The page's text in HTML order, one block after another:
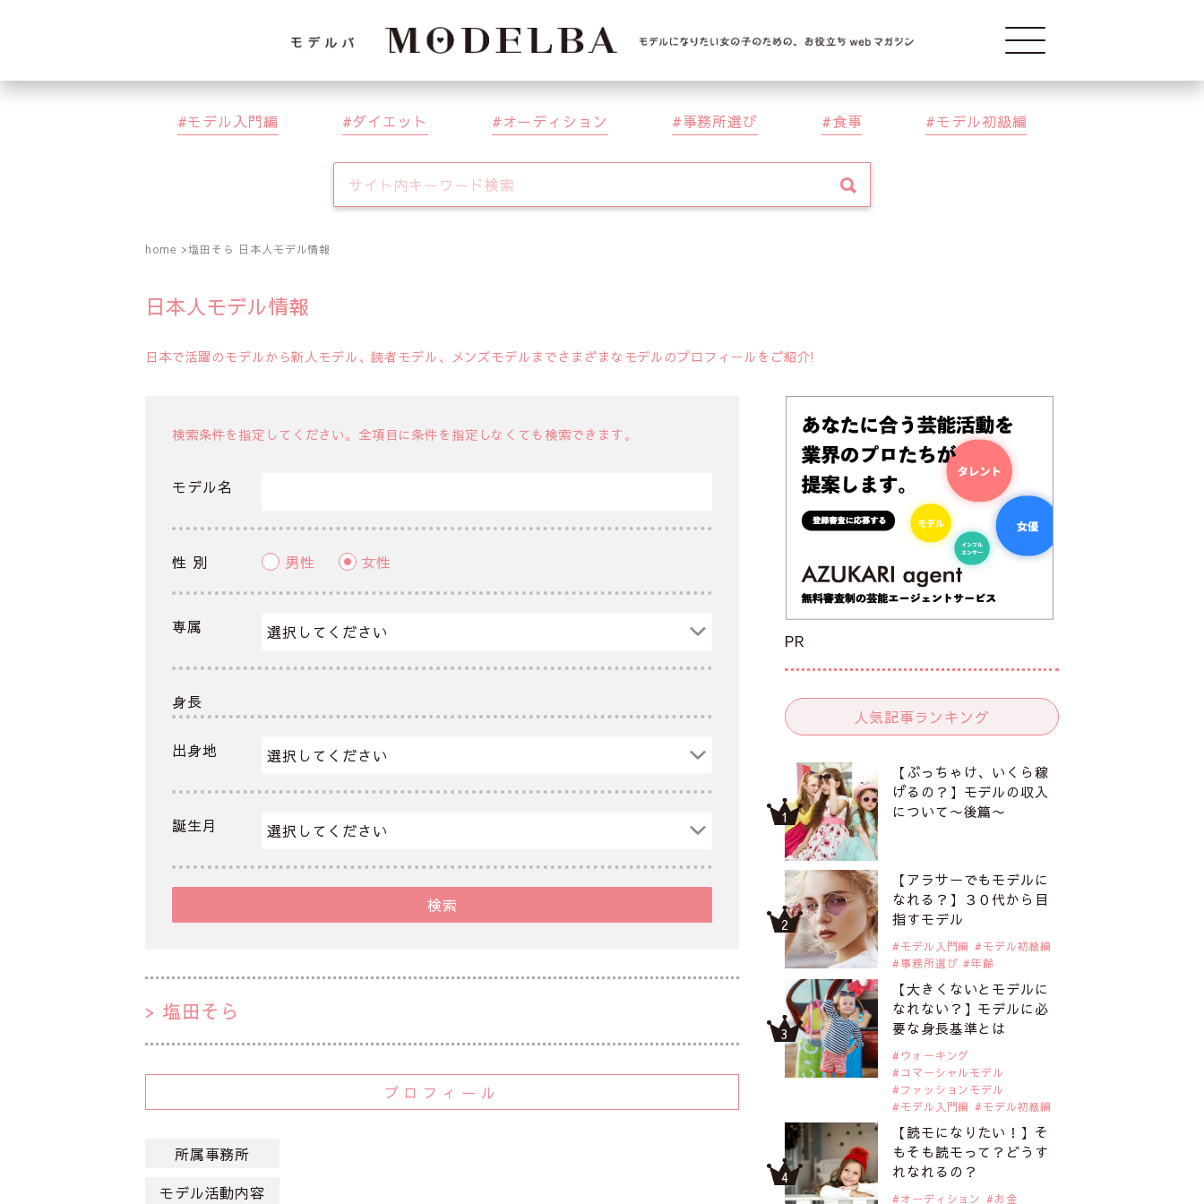
Modelba
モデル入門編 ダイエット オーディション 事務所選び 食事 モデル初級編
home 塩田そら 日本人モデル情報
日本人モデル情報
日本で活躍のモデルから新人モデル、読者モデル、メンズモデルまでさまざまなモデルのプロフィールをご紹介!
検索条件を指定してください。全項目に条件を指定しなくても検索できます。
モデル名
性 別 男性 女性
専属
身長
出身地
誕生月
検索
塩田そら
プロフィール
所属事務所
モデル活動内容
PR
人気記事ランキング
【ぶっちゃけ、いくら稼
げるの？】モデルの収入
について〜後篇〜
【アラサーでもモデルに
なれる？】３０代から目
指すモデル
モデル入門編
モデル初級編
事務所選び
年齢
【大きくないとモデルに
なれない？】モデルに必
要な身長基準とは
ウォーキング
コマーシャルモデル
ファッションモデル
モデル入門編
モデル初級編
【読モになりたい！】そ
もそも読モって？どうす
れなれるの？
オーディション お金